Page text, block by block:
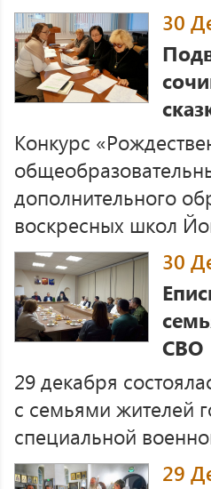
30
Конкурс
дополнительного
воскресных школ
30
СВО
29 декабря
с семьями жителей
специальной
29